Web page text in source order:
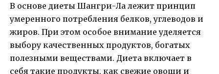
В основе диеты Шангри-Ла лежит принцип
умеренного потребления белков, углеводов и
жиров. При этом особое внимание уделяется
выбору качественных продуктов, богатых
полезными веществами. Диета включает в
себя такие продукты, как свежие овощи и